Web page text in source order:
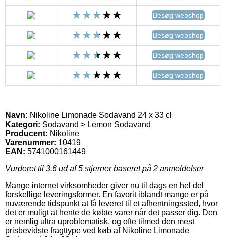
Besøg webshop
Besøg webshop
Besøg webshop
Besøg webshop
Navn: Nikoline Limonade Sodavand 24 x 33 cl
Kategori: Sodavand > Lemon Sodavand
Producent: Nikoline
Varenummer: 10419
EAN: 5741000161449
Vurderet til 3.6 ud af 5 stjerner baseret på 2 anmeldelser
Mange internet virksomheder giver nu til dags en hel del
forskellige leveringsformer. En favorit iblandt mange er på
nuværende tidspunkt at få leveret til et afhentningssted, hvor
det er muligt at hente de købte varer når det passer dig. Den
er nemlig ultra uproblematisk, og ofte tilmed den mest
prisbevidste fragttype ved køb af Nikoline Limonade